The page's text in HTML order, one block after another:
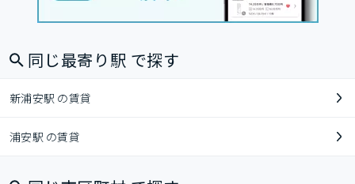
同じ最寄り駅 で探す
新浦安駅 の賃貸
浦安駅 の賃貸